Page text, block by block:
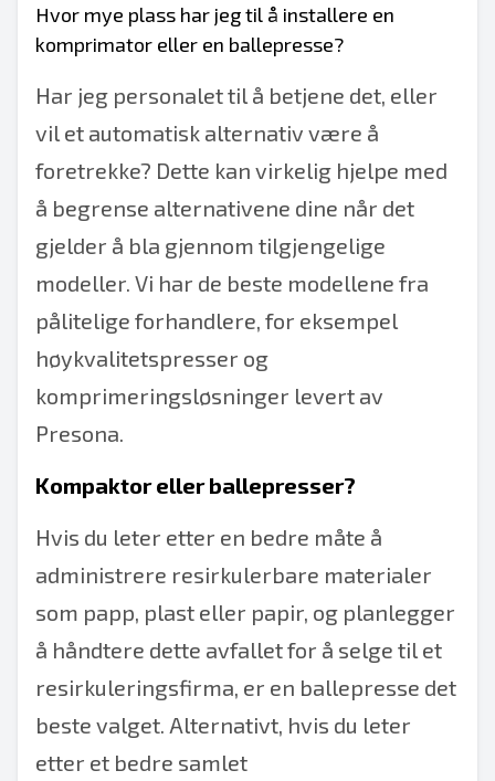
Hvor mye plass har jeg til å installere en
komprimator eller en ballepresse?
Har jeg personalet til å betjene det, eller
vil et automatisk alternativ være å
foretrekke? Dette kan virkelig hjelpe med
å begrense alternativene dine når det
gjelder å bla gjennom tilgjengelige
modeller. Vi har de beste modellene fra
pålitelige forhandlere, for eksempel
høykvalitetspresser og
komprimeringsløsninger levert av
Presona.
Kompaktor eller ballepresser?
Hvis du leter etter en bedre måte å
administrere resirkulerbare materialer
som papp, plast eller papir, og planlegger
å håndtere dette avfallet for å selge til et
resirkuleringsfirma, er en ballepresse det
beste valget. Alternativt, hvis du leter
etter et bedre samlet